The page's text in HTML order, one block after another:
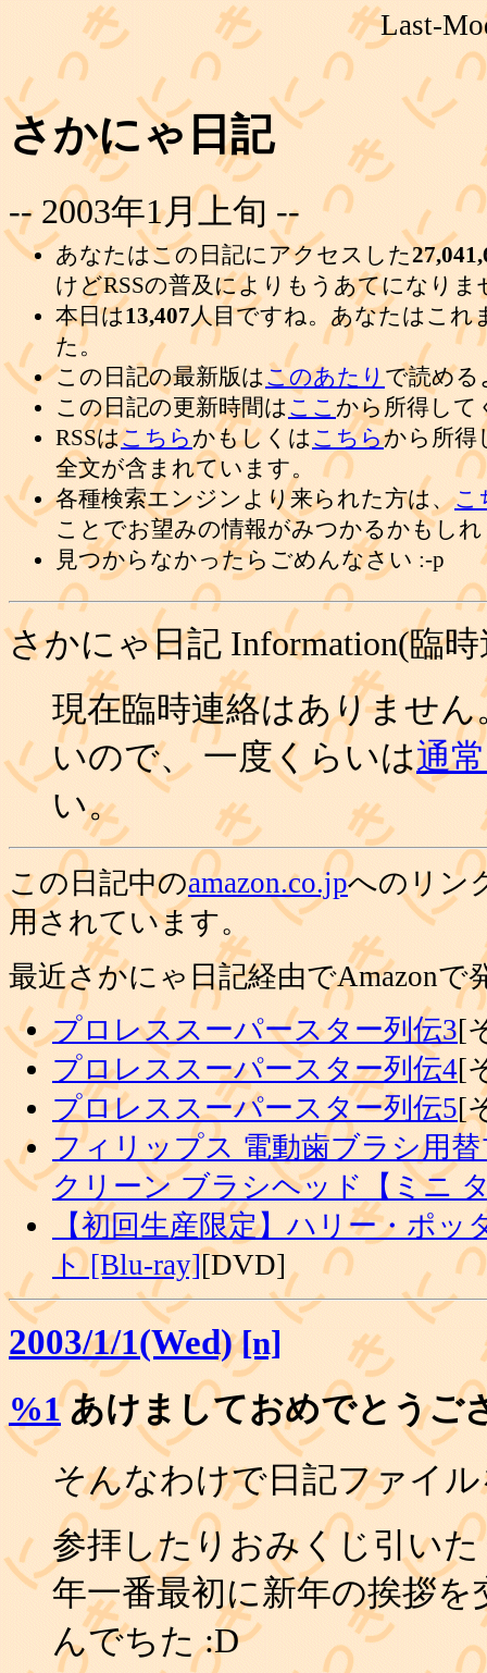
Last-
さかにゃ日記
-- 2003年1月上旬 --
あなたはこの日記にアクセスした
けどRSSの普及によりもうあてになりま
本日は13,407人目ですね。あなたはこれ
た。
この日記の最新版はこのあたり で読める
この日記の更新時間はここ から所得して
RSSはこちら かもしくはこちらから所得
全文が含まれています。
各種検索エンジンより来られた方は、こ
ことでお望みの情報がみつかるかもし
見つからなかったらごめんなさい :-p
さかにゃ日記 Information(臨
現在臨時連絡はありませ
いので、 一度くらいは通
い。
この日記中のamazon.co.jpへのリン
用されています。
最近さかにゃ日記経由でAmazon
プロレススーパースター列伝3[
プロレススーパースター列伝4[
プロレススーパースター列伝5[
フィリップス 電動歯ブラシ用
クリーン ブラシヘッド【ミニ
【初回生産限定】ハリー・ポ
ト [Blu-ray][DVD]
2003/1/1(Wed) [n]
%1あけましておめでとうご
そんなわけで日記ファイル
参拝したりおみくじ引い
年一番最初に新年の挨拶
んでちた :D